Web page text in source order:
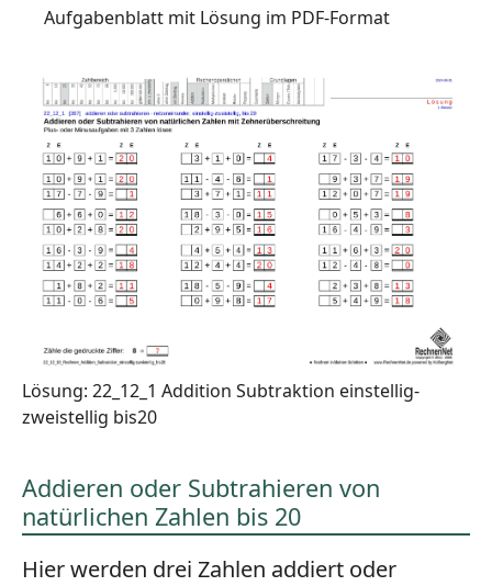
Aufgabenblatt mit Lösung im PDF-Format
Lösung: 22_12_1 Addition Subtraktion einstellig-
zweistellig bis20
Addieren oder Subtrahieren von
natürlichen Zahlen bis 20
Hier werden drei Zahlen addiert oder